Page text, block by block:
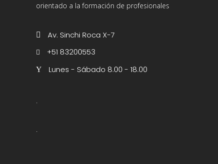
orientado a la formación de profesionales
Av. Sinchi Roca X-7
+51 83200553
Lunes - Sábado 8.00 - 18.00